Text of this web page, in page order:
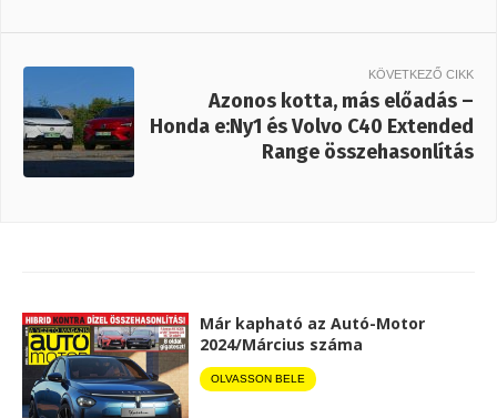
KÖVETKEZŐ CIKK
Azonos kotta, más előadás –
Honda e:Ny1 és Volvo C40 Extended
Range összehasonlítás
Már kapható az Autó-Motor
2024/Március száma
OLVASSON BELE